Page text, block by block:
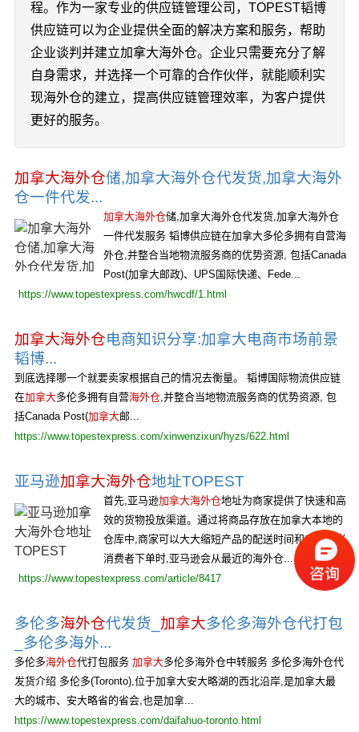
程。作为一家专业的供应链管理公司，TOPEST韬博
供应链可以为企业提供全面的解决方案和服务，帮助
企业谈判并建立加拿大海外仓。企业只需要充分了解
自身需求，并选择一个可靠的合作伙伴，就能顺利实
现海外仓的建立，提高供应链管理效率，为客户提供
更好的服务。
加拿大海外仓储,加拿大海外仓代发货,加拿大海外
仓一件代发...
加拿大海外仓储,加拿大海外仓代发货,加拿大海外仓
一件代发服务 韬博供应链在加拿大多伦多拥有自营海
外仓,并整合当地物流服务商的优势资源, 包括Canada
Post(加拿大邮政)、UPS国际快递、Fede...
https://www.topestexpress.com/hwcdf/1.html
加拿大海外仓电商知识分享:加拿大电商市场前景
韬博...
到底选择哪一个就要卖家根据自己的情况去衡量。 韬博国际物流供应链
在加拿大多伦多拥有自营海外仓,并整合当地物流服务商的优势资源, 包
括Canada Post(加拿大邮...
https://www.topestexpress.com/xinwenzixun/hyzs/622.html
亚马逊加拿大海外仓地址TOPEST
首先,亚马逊加拿大海外仓地址为商家提供了快速和高
效的货物投放渠道。通过将商品存放在加拿大本地的
仓库中,商家可以大大缩短产品的配送时间和成本。当
消费者下单时,亚马逊会从最近的海外仓...
https://www.topestexpress.com/article/8417
多伦多海外仓代发货_ 加拿大多伦多海外仓代打包
_多伦多海外...
多伦多海外仓代打包服务 加拿大多伦多海外仓中转服务 多伦多海外仓代
发货介绍 多伦多(Toronto),位于加拿大安大略湖的西北沿岸,是加拿大最
大的城市、安大略省的省会,也是加拿...
https://www.topestexpress.com/daifahuo-toronto.html